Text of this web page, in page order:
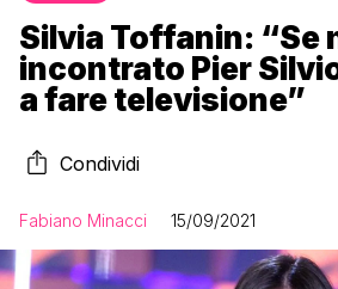
Silvia Toffanin: “Se
incontrato Pier
a fare televisione”
Condividi
Fabiano Minacci 15/09/2021